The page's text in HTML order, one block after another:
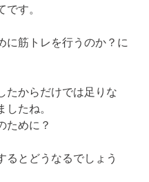
す。
に筋トレを行うのか？に
たからだけでは足りな
たね。
ために？
るとどうなるでしょう